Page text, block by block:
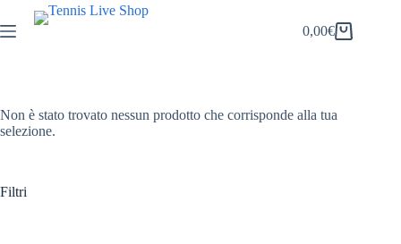
al
contenuto
Carrello
0,00€
Non è stato trovato nessun prodotto che corrisponde alla tua
selezione.
Filtri